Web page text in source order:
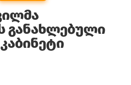
განახლებული